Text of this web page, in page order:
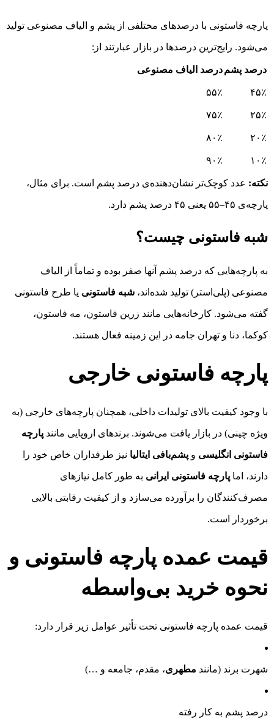
پارچه فاستونی با درصدهای مختلفی از پشم و الیاف مصنوعی تولید
می‌شود. رایج‌ترین درصدها در بازار عبارتند از:
درصد پشمدرصد الیاف مصنوعی
۴۵٪ ۵۵٪
۲۵٪ ۷۵٪
۲۰٪ ۸۰٪
۱۰٪ ۹۰٪
نکته: عدد کوچک‌تر نشان‌دهنده‌ی درصد پشم است. برای مثال،
پارچه‌ی ۴۵–۵۵ یعنی ۴۵ درصد پشم دارد.
شبه فاستونی چیست؟
به پارچه‌هایی که درصد پشم آنها صفر بوده و تماماً از الیاف
مصنوعی (پلی‌استر) تولید شده‌اند، شبه فاستونی یا طرح فاستونی
گفته می‌شود. کارخانه‌هایی مانند زرین فاستون، مه فاستون،
کوکما، دنا و تهران جامه در این زمینه فعال هستند.
پارچه فاستونی خارجی
با وجود کیفیت بالای تولیدات داخلی، همچنان پارچه‌های خارجی (به
ویژه چینی) در بازار یافت می‌شوند. برندهای اروپایی مانند پارچه
فاستونی انگلیسی و پشم‌بافی ایتالیا نیز طرفداران خاص خود را
دارند، اما پارچه فاستونی ایرانی به طور کامل نیازهای
مصرف‌کنندگان را برآورده می‌سازد و از کیفیت رقابتی بالایی
برخوردار است.
قیمت عمده پارچه فاستونی و
نحوه خرید بی‌واسطه
قیمت عمده پارچه فاستونی تحت تأثیر عوامل زیر قرار دارد:
شهرت برند (مانند مطهری، مقدم، جامعه و …)
درصد پشم به کار رفته